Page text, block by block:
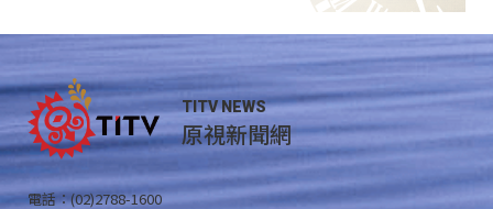
TITV NEWS
原視新聞網
電話：(02)2788-1600